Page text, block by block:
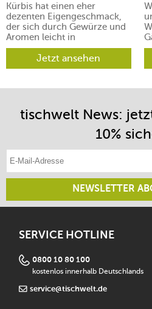
Kürbis hat einen eher
dezenten Eigengeschmack,
der sich durch Gewürze und
Aromen leicht in
verschiedene Richtungen
lenken lässt.Jetzt ansehen
tischwelt News:
10%
E-Mail-Adresse eintragen
NEWSLETTER
SERVICE HOTLINE
0800 10 80 100
kostenlos innerhalb Deutschlands
service@tischwelt.de